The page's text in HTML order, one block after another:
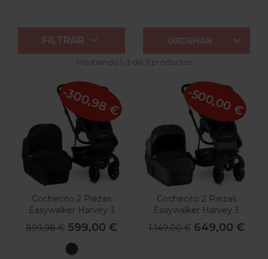
ORDENAR 
FILTRAR 
Mostrando 1-3 de 3 productos
Cochecito 2 Piezas
Easywalker Harvey 3
899,98 € 599,00 €
Shadow
-300,98 €
Cochecito 2 Piezas
Easywalker Harvey 3
Premium Gold Edition
1.149,00 € 649,00 €
-500,00 €